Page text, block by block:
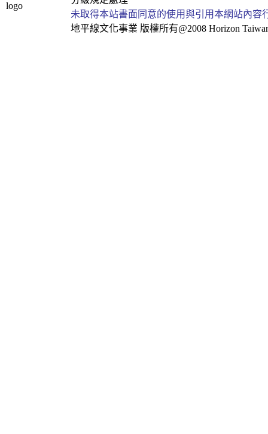
未取得本站書面同意的使用與引用本網站內
地平線文化事業 版權所有@2008 Horizon